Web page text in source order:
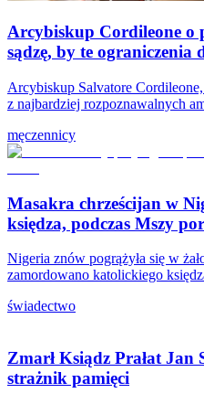
Arcybiskup Cordileone o
sądzę, by te ograniczenia
Arcybiskup Salvatore
z najbardziej rozpoznawalnych
męczennicy
Masakra chrześcijan w
księdza, podczas Mszy
Nigeria znów pogrążyła się w
zamordowano katolickiego
świadectwo
Zmarł Ksiądz Prałat Jan
strażnik pamięci